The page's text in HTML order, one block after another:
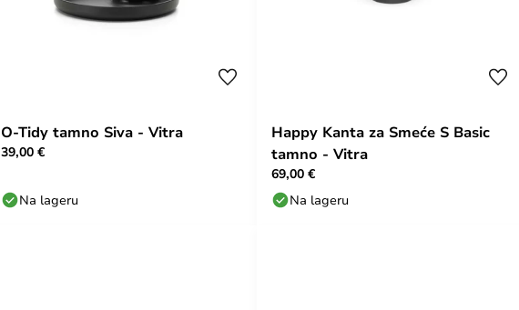
O-Tidy tamno Siva - Vitra
39,00 €
Na lageru
Happy Kanta za Smeće S Basic
tamno - Vitra
69,00 €
Na lageru